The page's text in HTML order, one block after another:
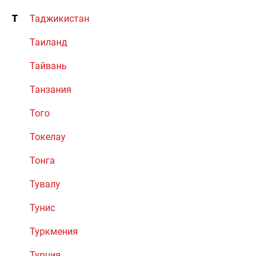
Т Таджикистан
Таиланд
Тайвань
Танзания
Того
Токелау
Тонга
Тувалу
Тунис
Туркмения